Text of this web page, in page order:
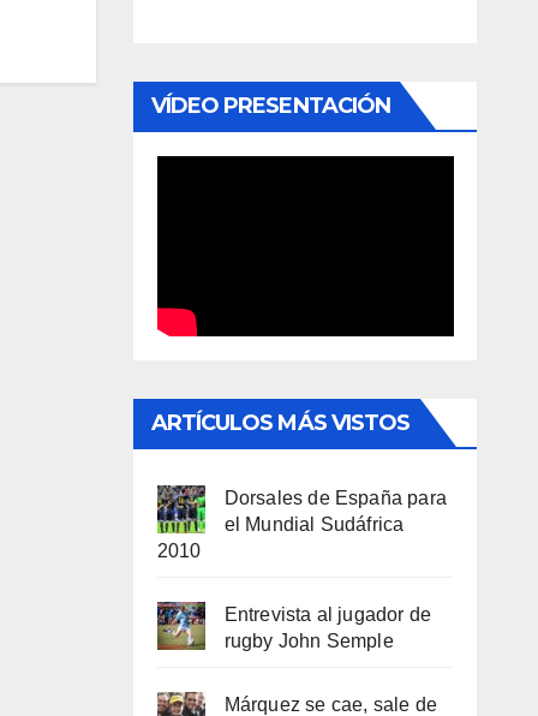
VÍDEO PRESENTACIÓN
ARTÍCULOS MÁS VISTOS
Dorsales de España para
el Mundial Sudáfrica
2010
Entrevista al jugador de
rugby John Semple
Márquez se cae, sale de